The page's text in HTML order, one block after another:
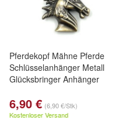
Pferdekopf Mähne Pferde
Schlüsselanhänger Metall
Glücksbringer Anhänger
6,90 € (6,90 €/Stk)
Kostenloser Versand